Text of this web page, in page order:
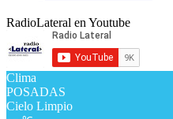
RadioLateral en Youtube
Clima
POSADAS
Cielo Limpio